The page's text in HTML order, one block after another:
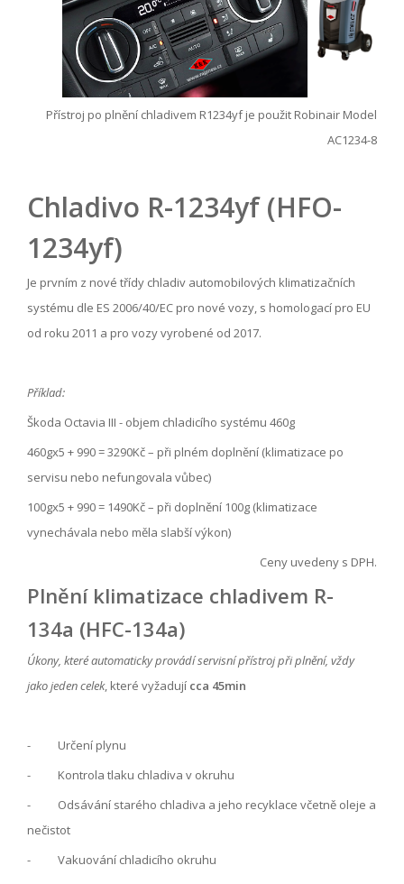
Přístroj po plnění chladivem R1234yf je použit Robinair Model
AC1234-8
Chladivo R-1234yf (HFO-
1234yf)
Je prvním z nové třídy chladiv automobilových klimatizačních
systému dle ES 2006/40/EC pro nové vozy, s homologací pro EU
od roku 2011 a pro vozy vyrobené od 2017.
Příklad:
Škoda Octavia III - objem chladicího systému 460g
460gx5 + 990 = 3290Kč – při plném doplnění (klimatizace po
servisu nebo nefungovala vůbec)
100gx5 + 990 = 1490Kč – při doplnění 100g (klimatizace
vynechávala nebo měla slabší výkon)
Ceny uvedeny s DPH.
Plnění klimatizace chladivem R-
134a (HFC-134a)
Úkony, které automaticky provádí servisní přístroj při plnění, vždy
jako jeden celek, které vyžadují cca 45min
- Určení plynu
- Kontrola tlaku chladiva v okruhu
- Odsávání starého chladiva a jeho recyklace včetně oleje a
nečistot
- Vakuování chladicího okruhu